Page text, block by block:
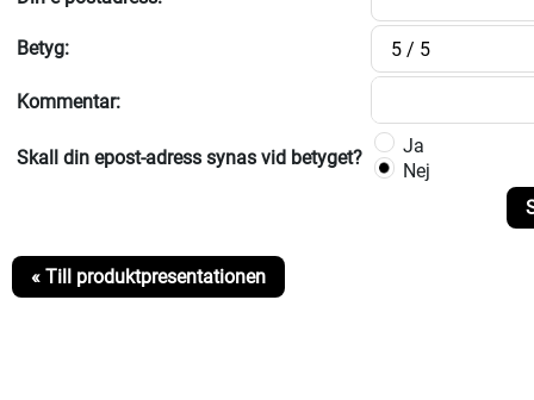
Betyg:
Kommentar:
Skall din epost-adress synas vid betyget?
Ja
Nej
« Till produktpresentationen